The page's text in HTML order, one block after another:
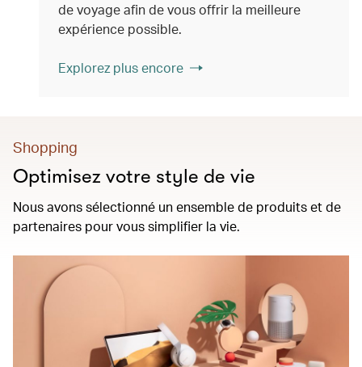
de voyage afin de vous offrir la meilleure
expérience possible.
Explorez plus encore
Shopping
Optimisez votre style de vie
Nous avons sélectionné un ensemble de produits et de
partenaires pour vous simplifier la vie.